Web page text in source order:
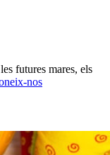
futures mares, els
nos